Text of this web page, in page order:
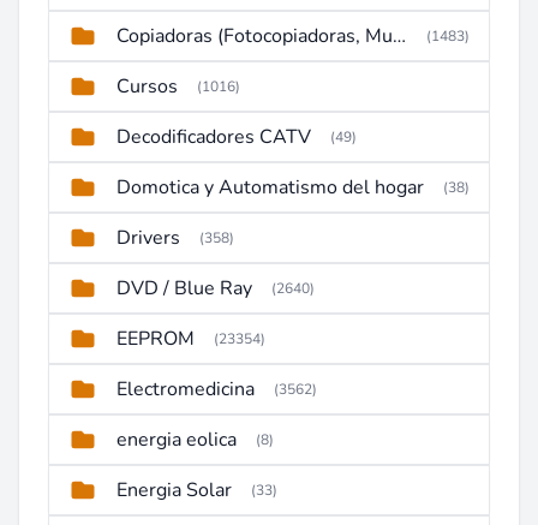
Copiadoras (Fotocopiadoras, Multifunctions, Ploter, etc) (1483)
Cursos (1016)
Decodificadores CATV (49)
Domotica y Automatismo del hogar (38)
Drivers (358)
DVD / Blue Ray (2640)
EEPROM (23354)
Electromedicina (3562)
energia eolica (8)
Energia Solar (33)